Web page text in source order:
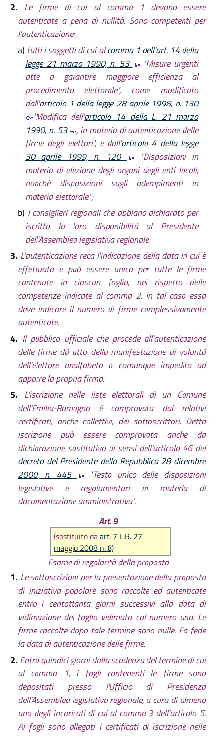
2. Le firme di cui al comma 1 devono essere
autenticate a pena di nullità. Sono competenti per
l'autenticazione:
a) tutti i soggetti di cui alcomma 1 dell'art. 14 della
legge 21 marzo 1990, n. 53
"Misure urgenti
atte a garantire maggiore efficienza al
procedimento elettorale", come modificato
dall'articolo 1 della legge 28 aprile 1998, n. 130
"Modifica dell'articolo 14 della L. 21 marzo
1990, n. 53
, in materia di autenticazione delle
firme degli elettori", e dall'articolo 4 della legge
30 aprile 1999, n. 120
"Disposizioni in
materia di elezione degli organi degli enti locali,
nonché disposizioni sugli adempimenti in
materia elettorale";
b) i consiglieri regionali che abbiano dichiarato per
iscritto la loro disponibilità al Presidente
dell'Assemblea legislativa regionale.
3. L'autenticazione reca l'indicazione della data in cui è
effettuata e può essere unica per tutte le firme
contenute in ciascun foglio, nel rispetto delle
competenze indicate al comma 2. In tal caso essa
deve indicare il numero di firme complessivamente
autenticate.
4. Il pubblico ufficiale che procede all'autenticazione
delle firme dà atto della manifestazione di volontà
dell'elettore analfabeta o comunque impedito ad
apporre la propria firma.
5. L'iscrizione nelle liste elettorali di un Comune
dell'Emilia-Romagna è comprovata dai relativi
certificati, anche collettivi, dei sottoscrittori. Detta
iscrizione può essere comprovata anche da
dichiarazione sostitutiva ai sensi dell'articolo 46 del
decreto del Presidente della Repubblica 28 dicembre
2000, n. 445
"Testo unico delle disposizioni
legislative e regolamentari in materia di
documentazione amministrativa".
Art. 9
(sostituito daart. 7 L.R. 27
maggio 2008 n. 8)
Esame di regolarità della proposta
1. Le sottoscrizioni per la presentazione della proposta
di iniziativa popolare sono raccolte ed autenticate
entro i centottanta giorni successivi alla data di
vidimazione del foglio vidimato col numero uno. Le
firme raccolte dopo tale termine sono nulle. Fa fede
la data di autenticazione delle firme.
2. Entro quindici giorni dalla scadenza del termine di cui
al comma 1, i fogli contenenti le firme sono
depositati presso l'Ufficio di Presidenza
dell'Assemblea legislativa regionale, a cura di almeno
uno degli incaricati di cui al comma 3 dell'articolo 5.
Ai fogli sono allegati i certificati di iscrizione nelle